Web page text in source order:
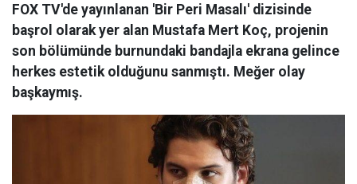
FOX TV'de yayınlanan 'Bir Peri Masalı' dizisinde
başrol olarak yer alan Mustafa Mert Koç, projenin
son bölümünde burnundaki bandajla ekrana gelince
herkes estetik olduğunu sanmıştı. Meğer olay
başkaymış.